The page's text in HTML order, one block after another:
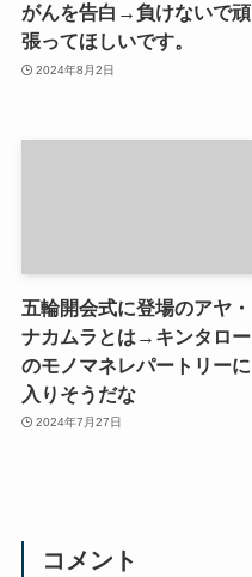
がんを告白→負けないで頑
張ってほしいです。
2024年8月2日
五輪開会式に登場のアヤ・
ナカムラとは→キンタロー
のモノマネレパートリーに
入りそうだな
2024年7月27日
コメント